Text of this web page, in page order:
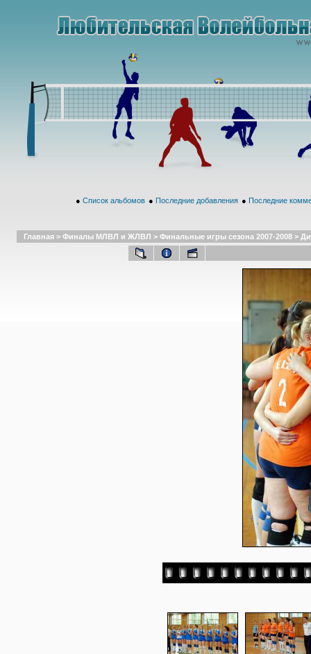
● Список альбомов ● Последние добавления ● Последние
Главная > Финалы МЛВЛ и ЖЛВЛ > Финальные игры сезона 2007-2008 >